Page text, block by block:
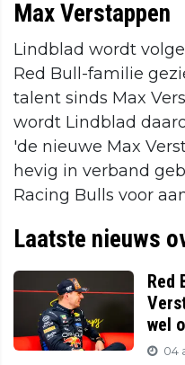
Max Verstappen
Lindblad wordt
Red Bull-familie
talent sinds Max
wordt Lindblad
'de nieuwe Max
hevig in verband
Racing Bulls voor
Laatste nieuws
Red
wel
04